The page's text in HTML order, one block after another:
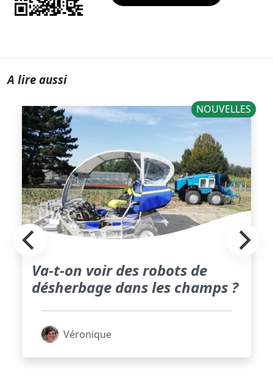
A lire aussi
NOUVELLES
Va-t-on voir des robots de
désherbage dans les champs ?
Véronique